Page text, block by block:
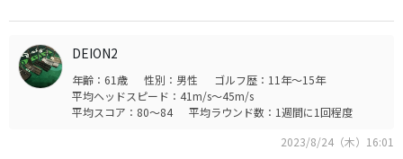
確実にスコアをまとめるには良いドライバーと思いまし
た。
フックフェースを好まない人向けのグローレかなと思いま
す。
てSRシャフトも動くので飛距離も伸びてます。
このステルスHDだと綺麗に適度なドローが出ます、というかド
ローしか出ません。ヘッドによってシャフトとの相性があると実
感しました。
SIM2からカーボンフェースへの買い替えが進んでいらっしゃらな
いがQ10のような慣性モーメントが高いクラブは違和感あり新品
DEION2
年齢：61歳 性別：男性
ゴルフ歴：11年～15年
平均ヘッドスピード：41m/s～45m/s
平均スコア：80～84
平均ラウンド数：1週間に1回程度
2023/8/24（木）16:01